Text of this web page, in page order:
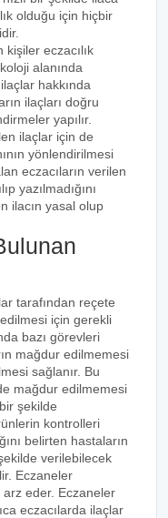
olduğu için hiçbir
eczacılık
alanında
hakkında
ilaçları doğru
yapılır.
ilaçlar için de
yönlendirilmesi
eczacıların verilen
yazılmadığını
ilacın yasal olup
tarafından reçete
için gerekli
bazı görevleri
mağdur edilmemesi
sağlanır. Bu
mağdur edilmemesi
şekilde
kontrolleri
belirten hastaların
verilebilecek
Eczaneler
arz eder. Eczaneler
eczacılarda ilaçlar